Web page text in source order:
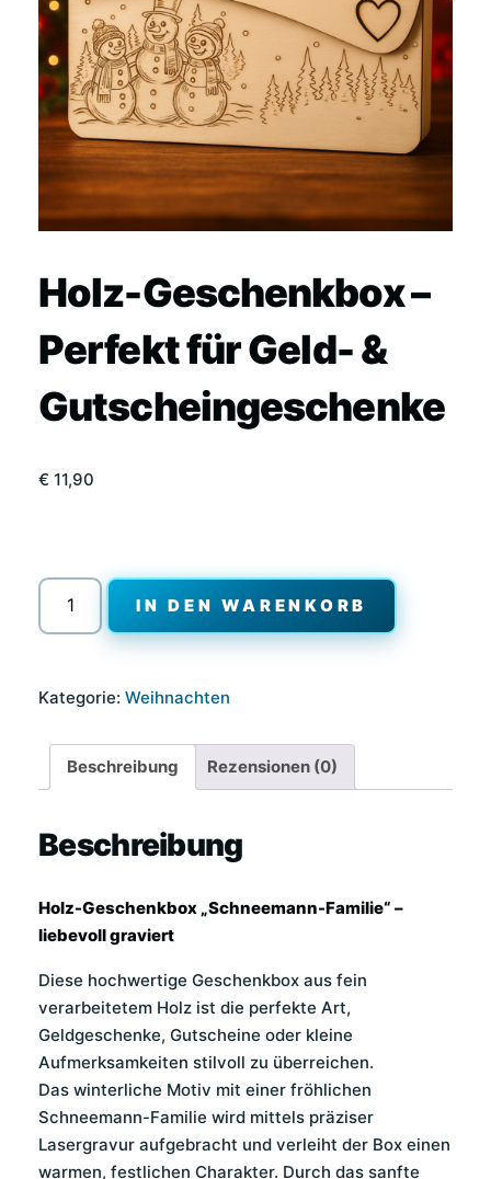
Holz-Geschenkbox –
Perfekt für Geld- &
Gutscheingeschenke
€ 11,90
Holz-
Geschenkbox
für
Gutscheingeschenke
IN DEN WARENKORB
Kategorie: Weihnachten
Beschreibung Rezensionen (0)
Beschreibung
Holz-Geschenkbox „Schneemann-Familie“ –
liebevoll graviert
Diese hochwertige Geschenkbox aus fein
verarbeitetem Holz ist die perfekte Art,
Geldgeschenke, Gutscheine oder kleine
Aufmerksamkeiten stilvoll zu überreichen.
Das winterliche Motiv mit einer fröhlichen
Schneemann-Familie wird mittels präziser
Lasergravur aufgebracht und verleiht der Box einen
warmen, festlichen Charakter. Durch das sanfte